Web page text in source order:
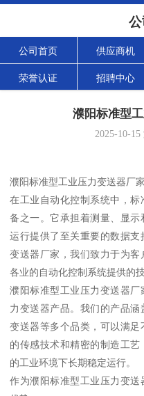
公司首页 供应商机
荣誉认证 招聘中心
濮阳标准型
2025-10-15
濮阳标准型工业压力变送器厂家
在工业自动化控制系统中，
备之一。它承担着测量、显
运行提供了至关重要的数据
变送器厂家，我们致力于为
各业的自动化控制系统提供的技
濮阳标准型工业压力变送器
力变送器产品。我们的产品
变送器等多个品类，可以满
的传感技术和精密的制造工
的工业环境下长期稳定运行。
作为濮阳标准型工业压力变